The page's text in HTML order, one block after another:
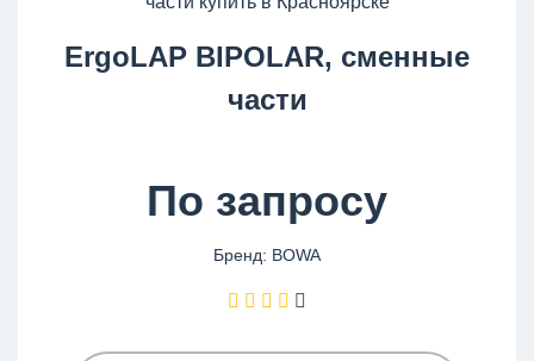
ErgoLAP BIPOLAR, сменные
части
По запросу
Бренд: BOWA